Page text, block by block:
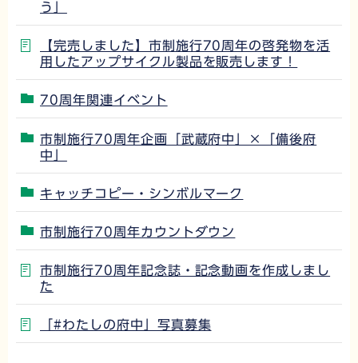
う」
【完売しました】市制施行70周年の啓発物を活
用したアップサイクル製品を販売します！
70周年関連イベント
市制施行70周年企画「武蔵府中」×「備後府
中」
キャッチコピー・シンボルマーク
市制施行70周年カウントダウン
市制施行70周年記念誌・記念動画を作成しまし
た
「#わたしの府中」写真募集